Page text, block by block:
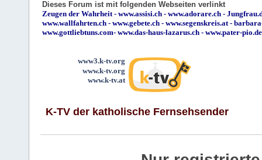
Dieses Forum ist mit folgenden Webseiten verlinkt
Zeugen der Wahrheit - www.assisi.ch - www.adorare.ch -
www.wallfahrten.ch - www.gebete.ch - www.segenskreis.at -
www.gottliebtuns.com- www.das-haus-lazarus.ch - www.pater-pio.de
www3.k-tv.org
www.k-tv.org
www.k-tv.at
K-TV der katholische Fernsehsender